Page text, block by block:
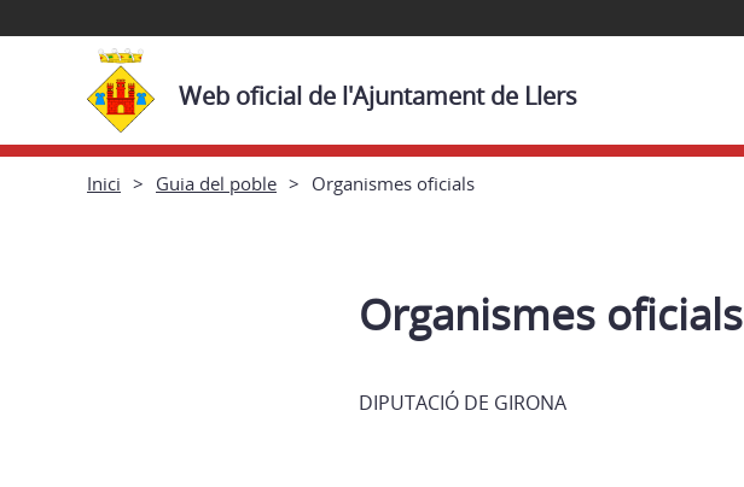
Web oficial de l'Ajuntament de Llers
Inici Guia del poble Organismes oficials
Organismes oficials
DIPUTACIÓ DE GIRONA